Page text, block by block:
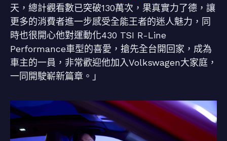
天，總計觀看數已突破130萬次，果真實力了德，讓
更多的消費者進一步感受全能王者的迷人魅力，同
時也很開心他對運動化430 TSI R-Line
Performance車型的喜愛，搶先全台開回家，成為
車主的一員，非常歡迎他加入Volkswagen大家庭，
一同開駛嶄新篇章。」